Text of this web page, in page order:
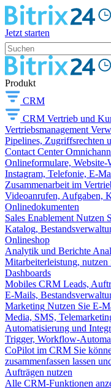
Jetzt starten
Produkt
CRM
CRM Vertrieb und
Vertriebsmanagement
Pipelines, Zugriffsrechten
Contact Center
Onlineformulare,
Instagram, Telefonie, E-
Zusammenarbeit im
Videoanrufen, Aufgaben,
Onlinedokumenten
Sales Enablement Nutzen
Katalog,
Onlineshop
Analytik und Berichte
Mitarbeiterleistung,
Dashboards
Mobiles CRM Leads,
E-Mails,
Marketing Nutzen Sie E-
Media, SMS,
Automatisierung und
Trigger, Workflow-
CoPilot im CRM Sie
zusammenfassen lassen
Aufträgen nutzen
Alle CRM-Funktionen